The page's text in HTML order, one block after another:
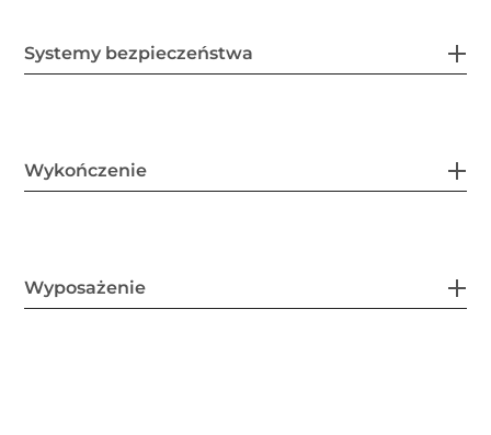
Systemy bezpieczeństwa
Wykończenie
Wyposażenie